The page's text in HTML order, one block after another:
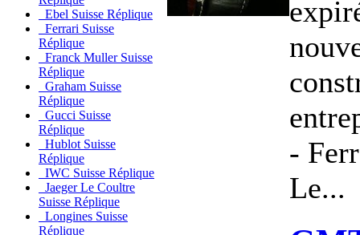
Ebel Suisse Réplique
Ferrari Suisse
Réplique
Franck Muller Suisse
Réplique
Graham Suisse
Réplique
Gucci Suisse
Réplique
Hublot Suisse
Réplique
IWC Suisse Réplique
Jaeger Le Coultre
Suisse Réplique
Longines Suisse
Réplique
-
Le...